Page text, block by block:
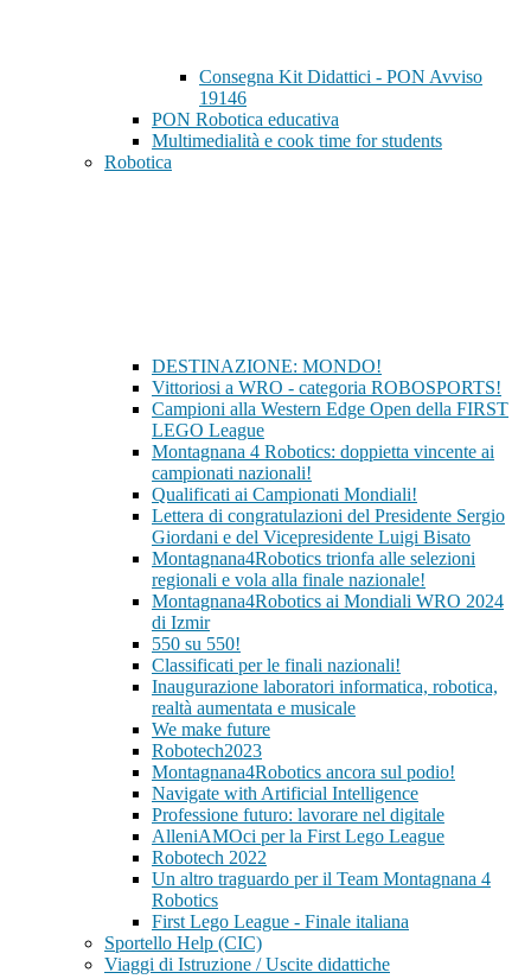
Consegna Kit Didattici - PON Avviso
19146
PON Robotica educativa
Multimedialità e cook time for students
Robotica
DESTINAZIONE: MONDO!
Vittoriosi a WRO - categoria ROBOSPORTS!
Campioni alla Western Edge Open della FIRST
LEGO League
Montagnana 4 Robotics: doppietta vincente ai
campionati nazionali!
Qualificati ai Campionati Mondiali!
Lettera di congratulazioni del Presidente Sergio
Giordani e del Vicepresidente Luigi Bisato
Montagnana4Robotics trionfa alle selezioni
regionali e vola alla finale nazionale!
Montagnana4Robotics ai Mondiali WRO 2024
di Izmir
550 su 550!
Classificati per le finali nazionali!
Inaugurazione laboratori informatica, robotica,
realtà aumentata e musicale
We make future
Robotech2023
Montagnana4Robotics ancora sul podio!
Navigate with Artificial Intelligence
Professione futuro: lavorare nel digitale
AlleniAMOci per la First Lego League
Robotech 2022
Un altro traguardo per il Team Montagnana 4
Robotics
First Lego League - Finale italiana
Sportello Help (CIC)
Viaggi di Istruzione / Uscite didattiche